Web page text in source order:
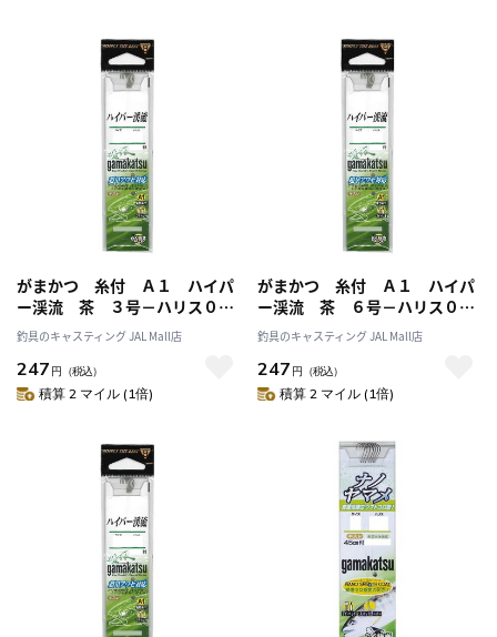
がまかつ 糸付 Ａ１ ハイパ
ー渓流 茶 ３号－ハリス０．
３
釣具のキャスティング JAL Mall店
247 円 （税込）
積算 2 マイル (1倍)
がまかつ 糸付 Ａ１ ハイパ
ー渓流 茶 ６号－ハリス０．
６
釣具のキャスティング JAL Mall店
247 円 （税込）
積算 2 マイル (1倍)